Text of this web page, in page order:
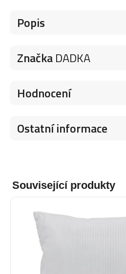
Popis
ZnačkaDADKA
Hodnocení
Ostatní informace
Související produkty